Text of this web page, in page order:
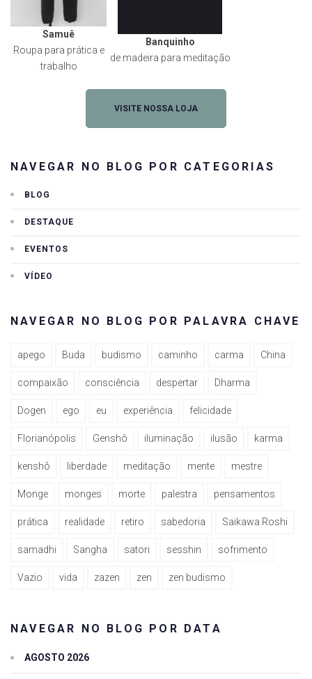
Samuê
Roupa para prática e
trabalho
Banquinho
de madeira para meditação
VISITE NOSSA LOJA
NAVEGAR NO BLOG POR CATEGORIAS
BLOG
DESTAQUE
EVENTOS
VÍDEO
NAVEGAR NO BLOG POR PALAVRA CHAVE
apego Buda budismo caminho carma China
compaixão consciência despertar Dharma
Dogen ego eu experiência felicidade
Florianópolis Genshô iluminação ilusão karma
kenshô liberdade meditação mente mestre
Monge monges morte palestra pensamentos
prática realidade retiro sabedoria Saikawa Roshi
samadhi Sangha satori sesshin sofrimento
Vazio vida zazen zen zen budismo
NAVEGAR NO BLOG POR DATA
AGOSTO 2026